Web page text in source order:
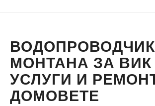
МОНТАНА ЗА ВИК
УСЛУГИ И
ДОМОВЕТЕ